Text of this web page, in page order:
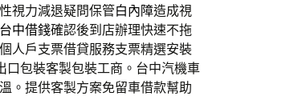
視力減退疑問保管白內障造成視
台中借錢確認後到店辦理快速不拖
個人戶支票借貸服務支票精選安裝
口包裝客製包裝工商。台中汽機車
。提供客製方案免留車借款幫助